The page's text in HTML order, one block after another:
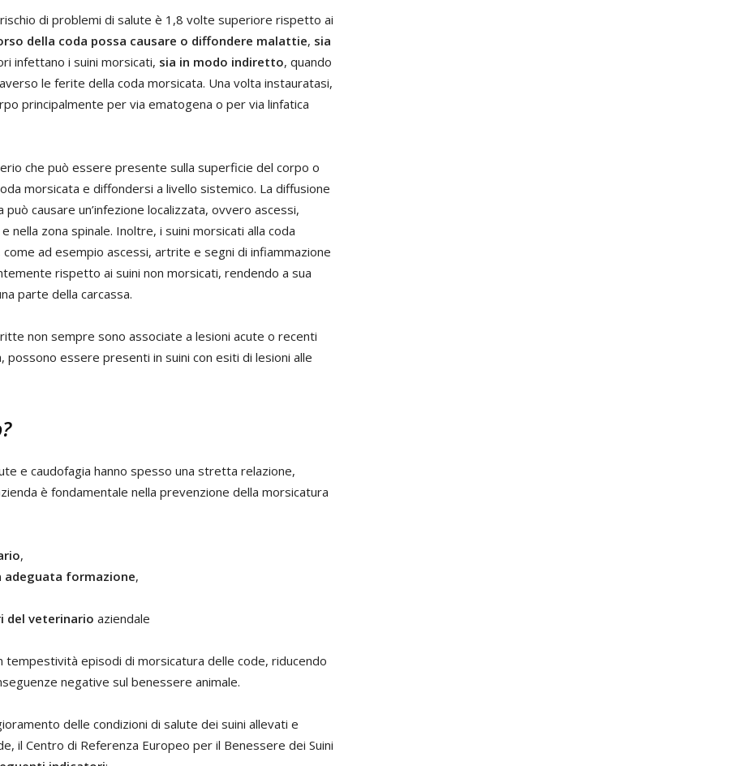
di problemi di salute è 1,8 volte superiore rispetto ai
della coda possa causare o diffondere malattie, sia
infettano i suini morsicati, sia in modo indiretto, quando
le ferite della coda morsicata. Una volta instauratasi,
principalmente per via ematogena o per via linfatica
che può essere presente sulla superficie del corpo o
morsicata e diffondersi a livello sistemico. La diffusione
causare un’infezione localizzata, ovvero ascessi,
zona spinale. Inoltre, i suini morsicati alla coda
ad esempio ascessi, artrite e segni di infiammazione
rispetto ai suini non morsicati, rendendo a sua
parte della carcassa.
non sempre sono associate a lesioni acute o recenti
possono essere presenti in suini con esiti di lesioni alle
e caudofagia hanno spesso una stretta relazione,
è fondamentale nella prevenzione della morsicatura
,
formazione,
del veterinario aziendale
episodi di morsicatura delle code, riducendo
negative sul benessere animale.
delle condizioni di salute dei suini allevati e
il Centro di Referenza Europeo per il Benessere dei Suini